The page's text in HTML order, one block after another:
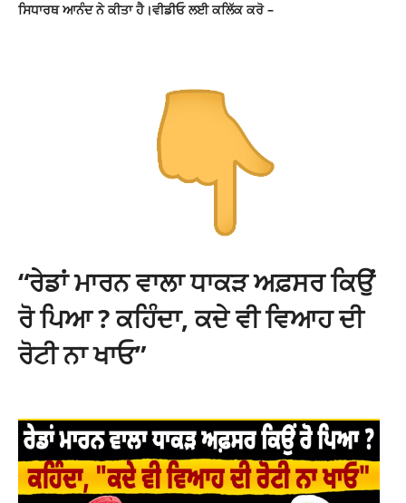
ਸਿਧਾਰਥ ਆਨੰਦ ਨੇ ਕੀਤਾ ਹੈ।ਵੀਡੀਓ ਲਈ ਕਲਿੱਕ ਕਰੋ –
“ਰੇਡਾਂ ਮਾਰਨ ਵਾਲਾ ਧਾਕੜ ਅਫ਼ਸਰ ਕਿਉਂ
ਰੋ ਪਿਆ ? ਕਹਿੰਦਾ, ਕਦੇ ਵੀ ਵਿਆਹ ਦੀ
ਰੋਟੀ ਨਾ ਖਾਓ”